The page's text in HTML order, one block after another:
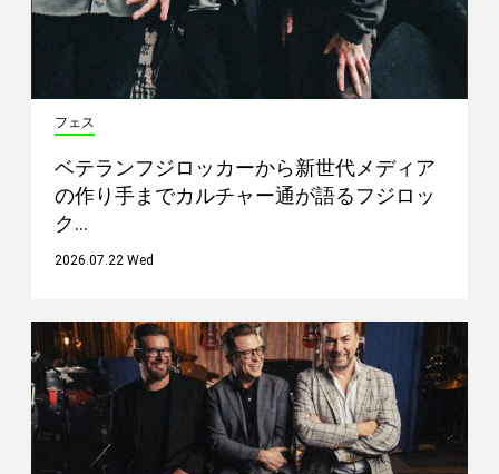
フェス
ベテランフジロッカーから新世代メディア
の作り手までカルチャー通が語るフジロッ
ク…
2026.07.22 Wed